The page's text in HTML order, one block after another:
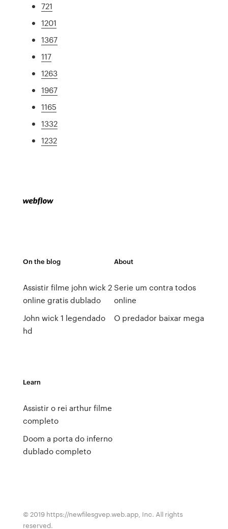
721
1201
1367
117
1263
1967
1165
1332
1232
On the blog
Assistir filme john wick 2
online gratis dublado
John wick 1 legendado
hd
About
Serie um contra todos
online
O predador baixar mega
Learn
Assistir o rei arthur filme
completo
Doom a porta do inferno
dublado completo
© 2019 https://newfilesgvep.web.app, Inc. All rights
reserved.